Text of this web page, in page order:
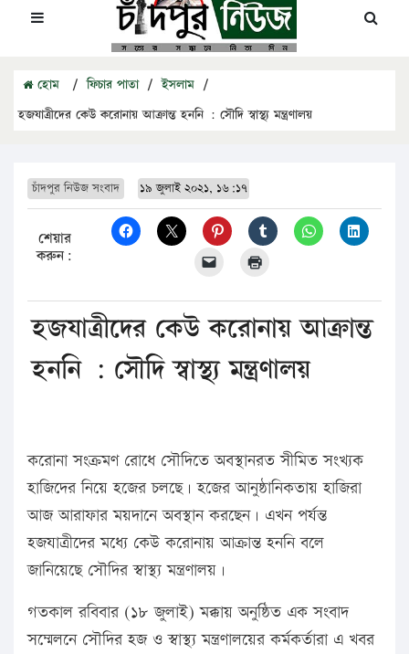
হোম / ফিচার পাতা / ইসলাম /
হজযাত্রীদের কেউ করোনায় আক্রান্ত হননি : সৌদি স্বাস্থ্য মন্ত্রণালয়
চাঁদপুর নিউজ সংবাদ ১৯ জুলাই ২০২১, ১৬:১৭
শেয়ার
করুন:
হজযাত্রীদের কেউ করোনায় আক্রান্ত
হননি : সৌদি স্বাস্থ্য মন্ত্রণালয়
করোনা সংক্রমণ রোধে সৌদিতে অবস্থানরত সীমিত সংখ্যক
হাজিদের নিয়ে হজের চলছে। হজের আনুষ্ঠানিকতায় হাজিরা
আজ আরাফার ময়দানে অবস্থান করছেন। এখন পর্যন্ত
হজযাত্রীদের মধ্যে কেউ করোনায় আক্রান্ত হননি বলে
জানিয়েছে সৌদির স্বাস্থ্য মন্ত্রণালয়।
গতকাল রবিবার (১৮ জুলাই) মক্কায় অনুষ্ঠিত এক সংবাদ
সম্মেলনে সৌদির হজ ও স্বাস্থ্য মন্ত্রণালয়ের কর্মকর্তারা এ খবর